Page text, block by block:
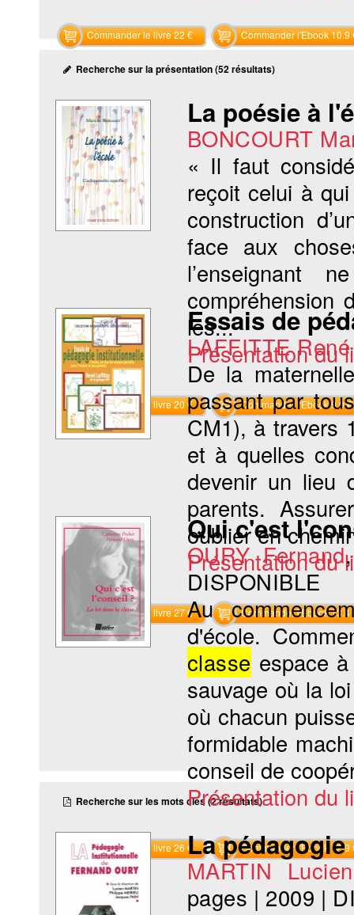
Commander le livre 22 € Commander l'Ebook 10.9
Recherche sur la présentation (52 résultats)
La poésie à
BONCOURT
« Il faut
reçoit celui à
construction
face aux
l’enseignant
compréhension
les...
Présentation du
Commander le livre 20 € Commander l'Ebook 9.9 €
Essais de
LAFFITTE René
De la
passant par
CM1), à travers
et à quelles
devenir un lieu
parents.
oublier en
Présentation du
Commander le livre 27 € Commander l'Ebook 13.4
Qui c'est
OURY Fernand
DISPONIBLE
Au
d'école.
classe espace
sauvage où la
où chacun
formidable
conseil de
Présentation du
Commander le livre 26 € Commander l'Ebook 12.9
Recherche sur les mots clés (2 résultats)
La
MARTIN Lucien
pages | 2009 |